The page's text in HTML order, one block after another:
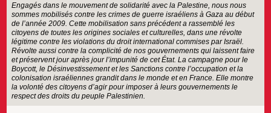
Engagés dans le mouvement de solidarité avec la Palestine, nous nous
sommes mobilisés contre les crimes de guerre israéliens à Gaza au début
de l’année 2009. Cette mobilisation sans précédent a rassemblé les
citoyens de toutes les origines sociales et culturelles, dans une révolte
légitime contre les violations du droit international commises par Israël.
Révolte aussi contre la complicité de nos gouvernements qui laissent faire
et préservent jour après jour l’impunité de cet État. La campagne pour le
Boycott, le Désinvestissement et les Sanctions contre l’occupation et la
colonisation israéliennes grandit dans le monde et en France. Elle montre
la volonté des citoyens d’agir pour imposer à leurs gouvernements le
respect des droits du peuple Palestinien.